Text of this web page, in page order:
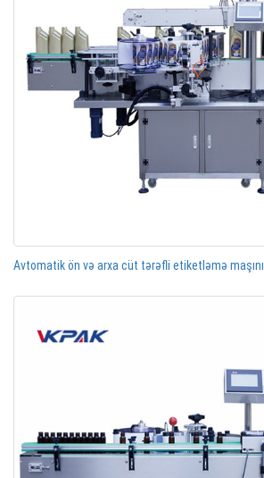
Avtomatik ön və arxa cüt tərəfli etiketləmə maşını